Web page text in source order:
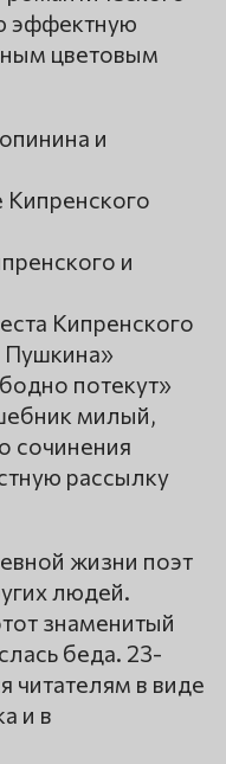
эффектную
цветовым
и
Кипренского
и
Кипренского
Пушкина»
потекут»
милый,
сочинения
рассылку
жизни поэт
людей.
знаменитый
беда. 23-
читателям в виде
и в